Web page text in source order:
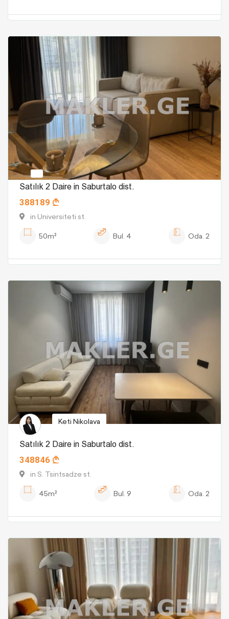
Satılık 2 Daire in Saburtalo dist.
388189
in Universiteti st.
50m²
Bul. 4 Oda. 2
Keti Nikolava
Satılık 2 Daire in Saburtalo dist.
348846
in S. Tsintsadze st.
45m²
Bul. 9 Oda. 2